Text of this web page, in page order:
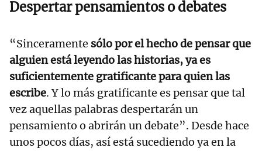
Despertar pensamientos o debates
“Sinceramente sólo por el hecho de pensar que
alguien está leyendo las historias, ya es
suficientemente gratificante para quien las
escribe. Y lo más gratificante es pensar que tal
vez aquellas palabras despertarán un
pensamiento o abrirán un debate”. Desde hace
unos pocos días, así está sucediendo ya en la